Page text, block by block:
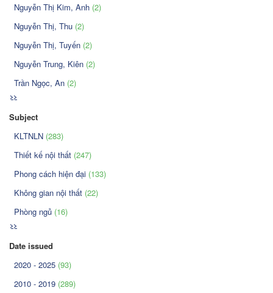
Nguyễn Thị Kim, Anh (2)
Nguyễn Thị, Thu (2)
Nguyễn Thị, Tuyến (2)
Nguyễn Trung, Kiên (2)
Trần Ngọc, An (2)
>>
Subject
KLTNLN (283)
Thiết kế nội thất (247)
Phong cách hiện đại (133)
Không gian nội thất (22)
Phòng ngủ (16)
>>
Date issued
2020 - 2025 (93)
2010 - 2019 (289)